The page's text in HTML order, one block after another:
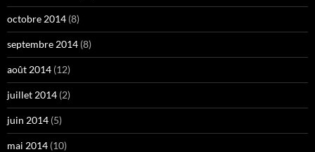
octobre 2014 (8)
septembre 2014 (8)
août 2014 (12)
juillet 2014 (2)
juin 2014 (5)
mai 2014 (10)